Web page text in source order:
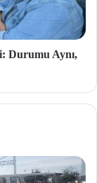
Durumu Aynı,